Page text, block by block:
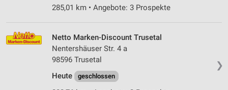
285,01 km • Angebote: 3 Prospekte
❯
Netto Marken-Discount Trusetal
Nentershäuser Str. 4 a
98596 Trusetal
Heute
geschlossen